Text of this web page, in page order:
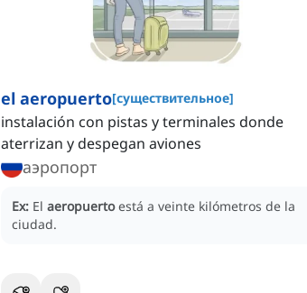
el aeropuerto[существительное]
instalación con pistas y terminales donde
aterrizan y despegan aviones
аэропорт
Ex: El aeropuerto está a veinte kilómetros de la
ciudad.